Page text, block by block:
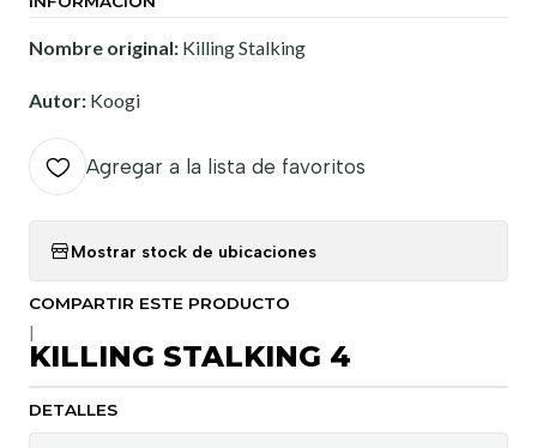
Nombre original: Killing Stalking
Autor: Koogi
Agregar a la lista de favoritos
Mostrar stock de ubicaciones
COMPARTIR ESTE PRODUCTO
KILLING STALKING 4
DETALLES